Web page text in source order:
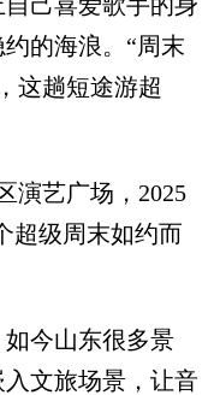
的海浪。“周末
这趟短途游超
艺广场，2025
超级周末如约而
今山东很多景
文旅场景，让音